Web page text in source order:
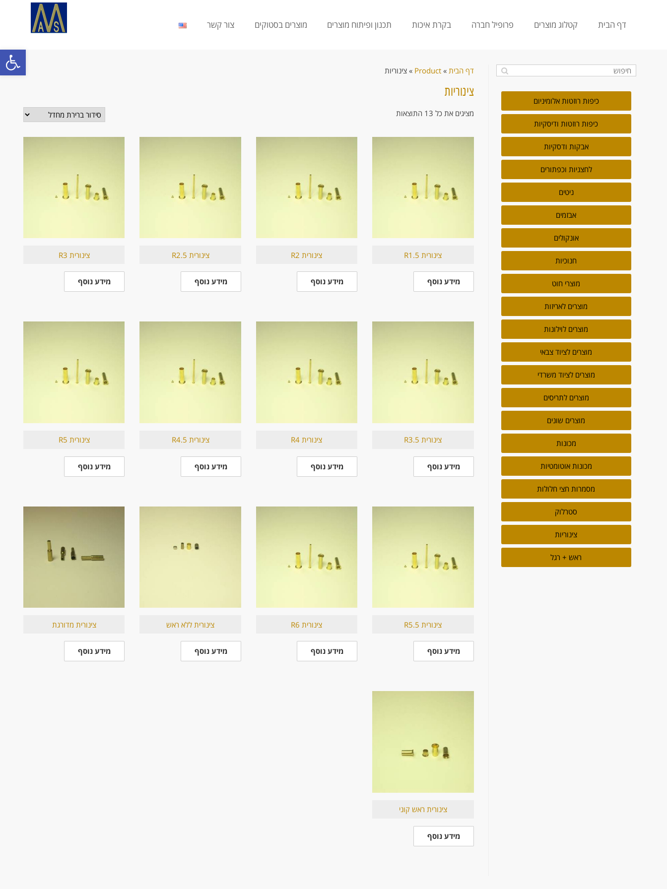
פתח
דף הבית קטלוג מוצרים פרופיל חברה בקרת איכות תכנון ופיתוח מוצרים מוצרים בסטוקים צור קשר
דף הבית »
Product
» צינוריות
צינוריות
מציגים את כל ⁦13⁩ התוצאות
צינורית R1.5
מידע נוסף
צינורית R2
מידע נוסף
צינורית R2.5
מידע נוסף
צינורית R3
מידע נוסף
צינורית R3.5
מידע נוסף
צינורית R4
מידע נוסף
צינורית R4.5
מידע נוסף
צינורית R5
מידע נוסף
צינורית R5.5
מידע נוסף
צינורית R6
מידע נוסף
צינורית ללא ראש
מידע נוסף
צינורית מדורגת
מידע נוסף
צינורית ראש קוני
מידע נוסף
כיפות רוזטות אלומיניום
כיפות רוזטות ודיסקיות
אבקות ודסקיות
לחצניות וכפתורים
ניטים
אבזמים
אונקולים
חנוכיות
מוצרי חוט
מוצרים לאריזות
מוצרים לוילונות
מוצרים לציוד צבאי
מוצרים לציוד משרדי
מוצרים לתריסים
מוצרים שונים
מכונות
מכונות אוטומטיות
מסמרות חצי חלולות
סטרלוק
צינוריות
ראש + רגל